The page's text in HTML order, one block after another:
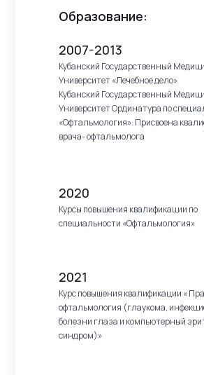
Образование:
2007-2013
Кубанский Государственный
Университет «Лечебное дело»
Кубанский Государственный
Университет Ординатура по
«Офтальмология». Присвоена
врача- офтальмолога
2020
Курсы повышения квалификации по
специальности «Офтальмология»
2021
Курс повышения квалификации «
офтальмология (глаукома,
болезни глаза и компьютерный
синдром)»